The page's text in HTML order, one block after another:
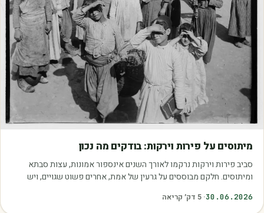
מיתוסים על פירות וירקות: בודקים מה נכון
סביב פירות וירקות נרקמו לאורך השנים אינספור אמונות, עצות סבתא
ומיתוסים. חלקם מבוססים על גרעין של אמת, אחרים פשוט שגויים, ויש
30.06.2026
·
5 דק׳ קריאה